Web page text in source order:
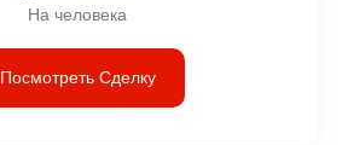
На человека
Посмотреть Сделку